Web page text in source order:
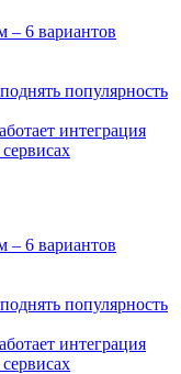
– 6 вариантов
популярность
интеграция
– 6 вариантов
популярность
интеграция